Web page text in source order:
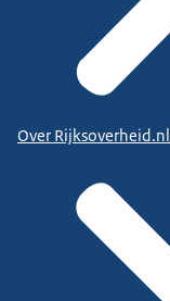
Over Rijksoverheid.nl